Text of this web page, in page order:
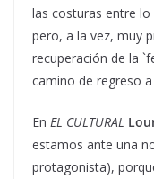
las costuras entre
pero, a la vez, muy
recuperación de la
camino de regreso a
En EL CULTURAL
estamos ante una
protagonista),